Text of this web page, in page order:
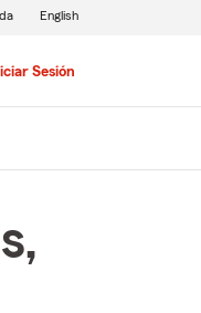
Sesión
English